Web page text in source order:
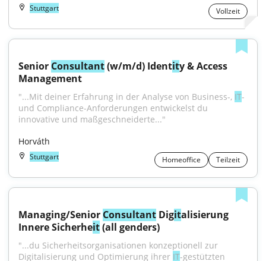
Stuttgart Vollzeit
Senior Consultant (w/m/d) Identity & Access
Management
"...Mit deiner Erfahrung in der Analyse von Business-, IT-
und Compliance-Anforderungen entwickelst du
innovative und maßgeschneiderte..."
Horváth
Stuttgart Homeoffice Teilzeit
Managing/Senior Consultant Digitalisierung
Innere Sicherheit (all genders)
"...du Sicherheitsorganisationen konzeptionell zur
Digitalisierung und Optimierung ihrer IT-gestützten